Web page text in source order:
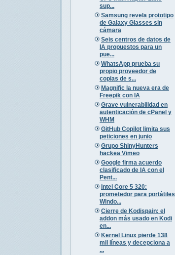
sup...
Samsung revela prototipo
de Galaxy Glasses sin
cámara
Seis centros de datos de
IA propuestos para un
pue...
WhatsApp prueba su
propio proveedor de
copias de s...
Magnific la nueva era de
Freepik con IA
Grave vulnerabilidad en
autenticación de cPanel y
WHM
GitHub Copilot limita sus
peticiones en junio
Grupo ShinyHunters
hackea Vimeo
Google firma acuerdo
clasificado de IA con el
Pent...
Intel Core 5 320:
prometedor para portátiles
Windo...
Cierre de Kodispain: el
addon más usado en Kodi
en...
Kernel Linux pierde 138
mil líneas y decepciona a
...